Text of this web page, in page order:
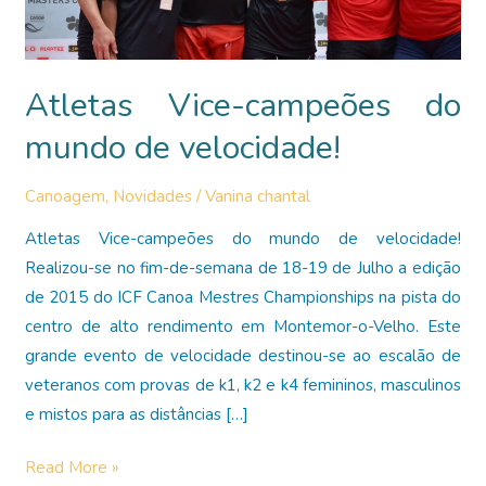
Atletas Vice-campeões do
mundo de velocidade!
Canoagem, Novidades /Vanina chantal
Atletas Vice-campeões do mundo de velocidade!
Realizou-se no fim-de-semana de 18-19 de Julho a edição
de 2015 do ICF Canoa Mestres Championships na pista do
centro de alto rendimento em Montemor-o-Velho. Este
grande evento de velocidade destinou-se ao escalão de
veteranos com provas de k1, k2 e k4 femininos, masculinos
e mistos para as distâncias […]
Atletas
Read More »